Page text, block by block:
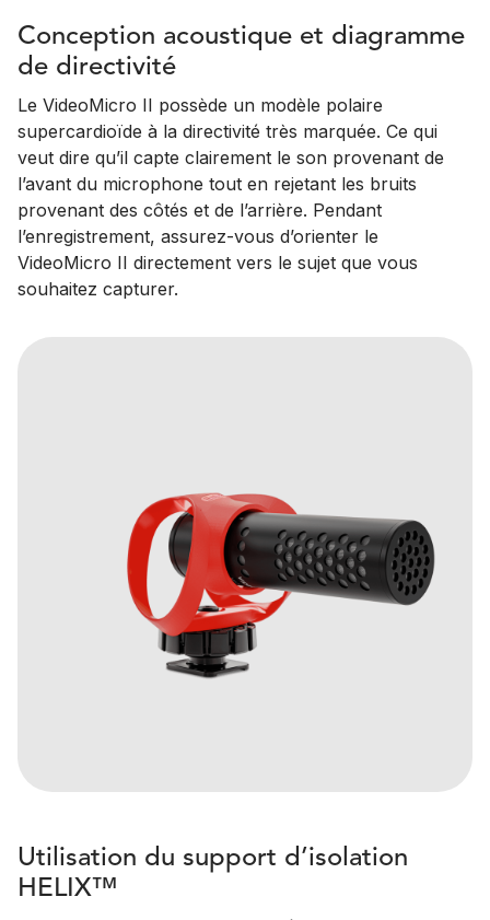
Conception acoustique et diagramme
de directivité
Le VideoMicro II possède un modèle polaire
supercardioïde à la directivité très marquée. Ce qui
veut dire qu’il capte clairement le son provenant de
l’avant du microphone tout en rejetant les bruits
provenant des côtés et de l’arrière. Pendant
l’enregistrement, assurez-vous d’orienter le
VideoMicro II directement vers le sujet que vous
souhaitez capturer.
Utilisation du support d’isolation
HELIX™